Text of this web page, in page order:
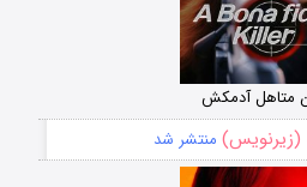
متاهل آدمکش
منتشر شد